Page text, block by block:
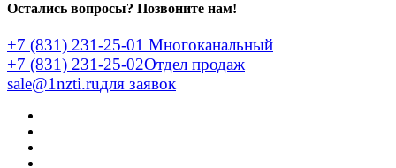
Остались вопросы? Позвоните нам!
+7 (831) 231-25-01 Многоканальный
+7 (831) 231-25-02Отдел продаж
sale@1nzti.ruдля заявок